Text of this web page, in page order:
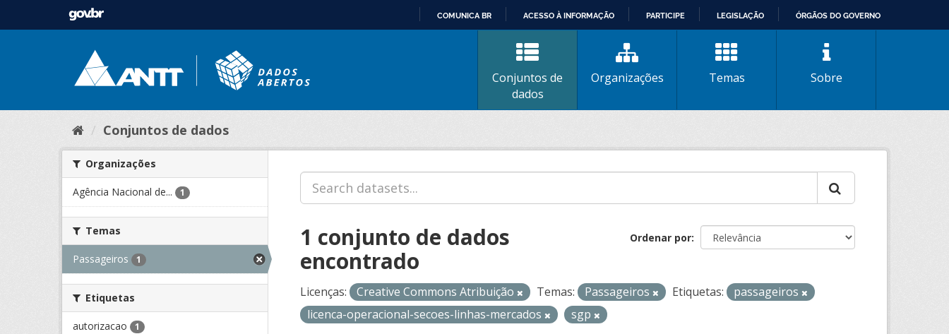
CONTEÚDO
COMUNICA BR ACESSO À INFORMAÇÃO PARTICIPE LEGISLAÇÃO ÓRGÃOS DO GOVERNO
Conjuntos de
dados
Organizações Temas Sobre
Conjuntos de dados
Organizações
Agência Nacional de... 1
Temas
Passageiros 1
Etiquetas
autorizacao 1
Ordenar por
1 conjunto de dados
encontrado
Licenças: Creative Commons Atribuição Temas: Passageiros Etiquetas:
passageiros
licenca-operacional-secoes-linhas-mercados
sgp